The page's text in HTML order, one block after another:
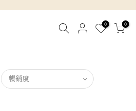
0 0
暢銷度